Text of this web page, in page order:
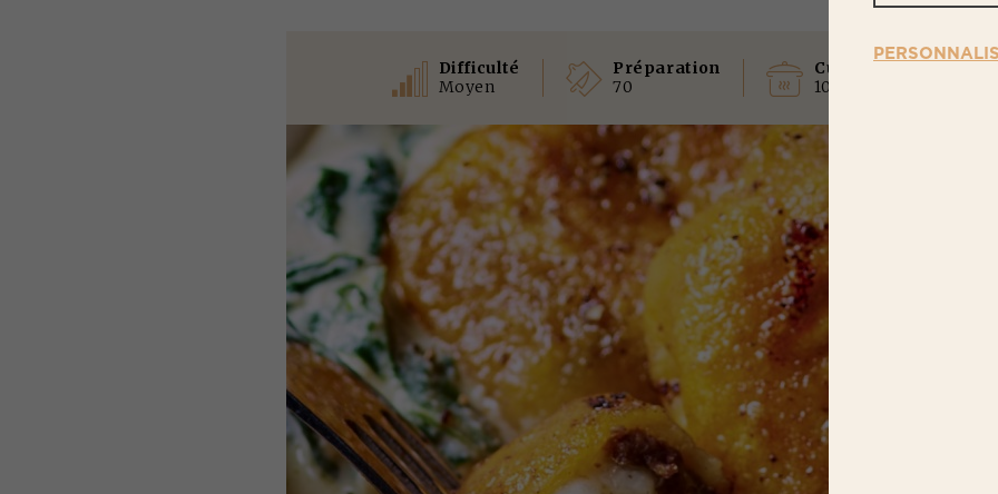
Difficulté
Moyen
Préparation
70
Cuisson
10